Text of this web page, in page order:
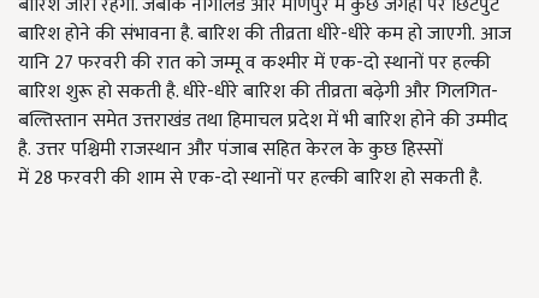
बारिश होने की संभावना है. बारिश की तीव्रता धीरे-धीरे कम हो जाएगी. आज
यानि27फरवरी की रात को जम्मू व कश्मीर में एक-दो स्थानों पर हल्की
बारिश शुरू हो सकती है. धीरे-धीरे बारिश की तीव्रता बढ़ेगी और गिलगित-
बल्तिस्तान समेत उत्तराखंड तथा हिमाचल प्रदेश में भी बारिश होने की उम्मीद
है.उत्तर पश्चिमी राजस्थान और पंजाब सहित केरल के कुछ हिस्सों
में28फरवरी की शाम से एक-दो स्थानों पर हल्की बारिश हो सकती है.